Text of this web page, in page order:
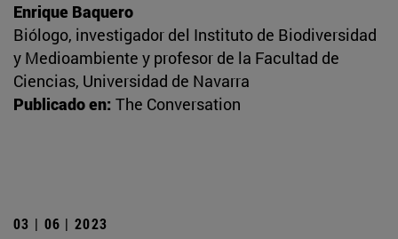
Enrique Baquero
Biólogo, investigador del Instituto de Biodiversidad
y Medioambiente y profesor de la Facultad de
Ciencias, Universidad de Navarra
Publicado en: The Conversation
03 | 06 | 2023